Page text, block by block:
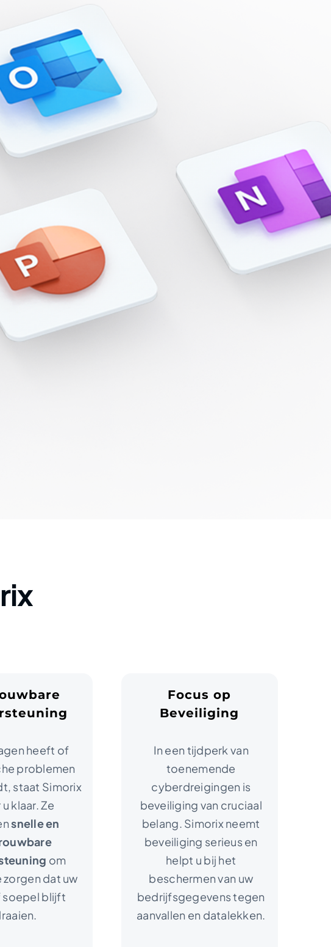
heeft of
problemen
staat Simorix
klaar. Ze
snelle en
om
dat uw
blijft
Focus op
Beveiliging
In een tijdperk van
toenemende
cyberdreigingen is
beveiliging van cruciaal
belang. Simorix neemt
beveiliging serieus en
helpt u bij het
beschermen van uw
bedrijfsgegevens tegen
aanvallen en datalekken.